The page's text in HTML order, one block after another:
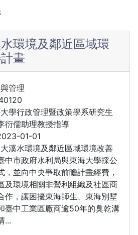
環境及鄰近區域環
畫
管理
學行政管理暨政策學系研究生
衍儒助理教授指導
01-01
溪水環境及鄰近區域環境改善
中市政府水利局與東海大學採公
，並向中央爭取前瞻計畫經費，
及環境相關非營利組織及社區商
作，讓困擾東海師生、東海別墅
臺中工業區廠商逾50年的臭乾溝
...